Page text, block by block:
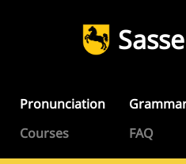
Pronunciation
Courses
FAQ